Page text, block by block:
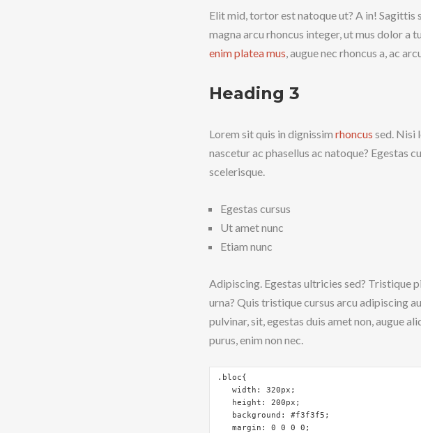
Elit mid, tortor est natoque ut? A in! Sagittis
magna arcu rhoncus integer, ut mus dolor a
enim platea mus, augue nec rhoncus a, ac
Heading 3
Lorem sit quis in dignissim rhoncus sed. Nisi
nascetur ac phasellus ac natoque? Egestas
scelerisque.
Egestas cursus
Ut amet nunc
Etiam nunc
Adipiscing. Egestas ultricies sed? Tristique
urna? Quis tristique cursus arcu adipiscing
pulvinar, sit, egestas duis amet non, augue
purus, enim non nec.
.bloc{
   width: 320px;
   height: 200px;
   background: #f3f3f5;
   margin: 0 0 0 0;